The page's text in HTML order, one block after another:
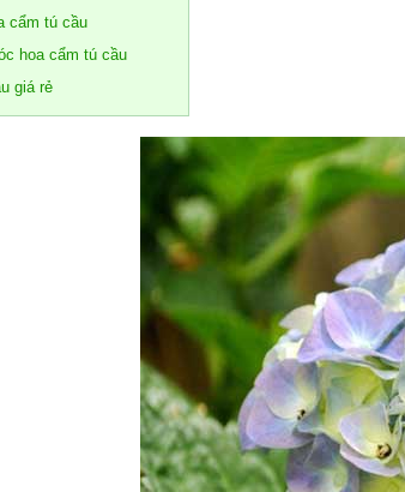
cẩm tú cầu
hoa cẩm tú cầu
giá rẻ